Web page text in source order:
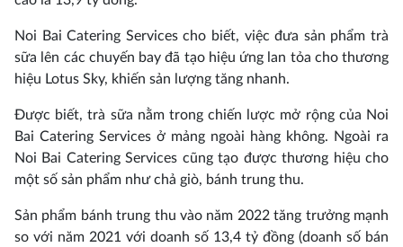
Noi Bai Catering Services cho biết, việc đưa sản phẩm trà
sữa lên các chuyến bay đã tạo hiệu ứng lan tỏa cho thương
hiệu Lotus Sky, khiến sản lượng tăng nhanh.
Được biết, trà sữa nằm trong chiến lược mở rộng của Noi
Bai Catering Services ở mảng ngoài hàng không. Ngoài ra
Noi Bai Catering Services cũng tạo được thương hiệu cho
một số sản phẩm như chả giò, bánh trung thu.
Sản phẩm bánh trung thu vào năm 2022 tăng trưởng mạnh
so với năm 2021 với doanh số 13,4 tỷ đồng (doanh số bán